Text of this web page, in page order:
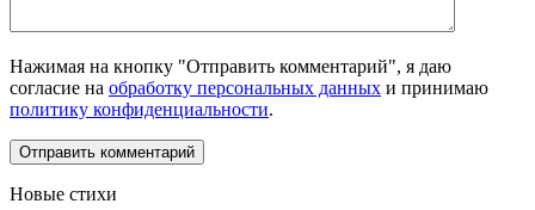
Нажимая на кнопку "Отправить комментарий", я даю
согласие на обработку персональных данных и принимаю
политику конфиденциальности.
Новые стихи